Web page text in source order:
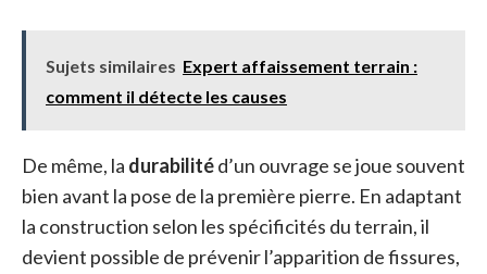
Sujets similaires Expert affaissement terrain :
comment il détecte les causes
De même, la durabilitéd’un ouvrage se joue souvent
bien avant la pose de la première pierre. En adaptant
la construction selon les spécificités du terrain, il
devient possible de prévenir l’apparition de fissures,